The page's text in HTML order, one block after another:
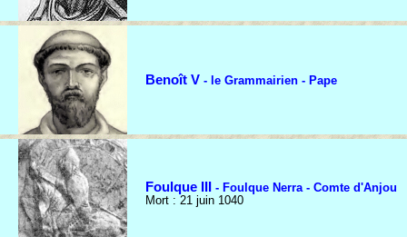
Benoît V - le Grammairien - Pape
Foulque III - Foulque Nerra - Comte d'Anjou
Mort : 21 juin 1040